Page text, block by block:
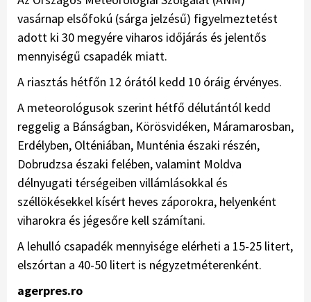
vasárnap elsőfokú (sárga jelzésű) figyelmeztetést
adott ki 30 megyére viharos időjárás és jelentős
mennyiségű csapadék miatt.
A riasztás hétfőn 12 órától kedd 10 óráig érvényes.
A meteorológusok szerint hétfő délutántól kedd
reggelig a Bánságban, Körösvidéken, Máramarosban,
Erdélyben, Olténiában, Munténia északi részén,
Dobrudzsa északi felében, valamint Moldva
délnyugati térségeiben villámlásokkal és
széllökésekkel kísért heves záporokra, helyenként
viharokra és jégesőre kell számítani.
A lehulló csapadék mennyisége elérheti a 15-25 litert,
elszórtan a 40-50 litert is négyzetméterenként.
agerpres.ro